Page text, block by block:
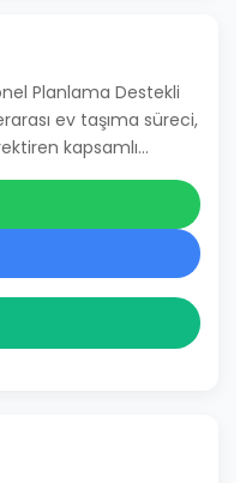
Planlama Destekli
ev taşıma süreci,
kapsamlı…